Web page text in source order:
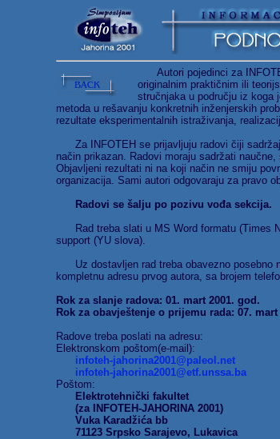
Autori pojedinci za
originalnim praktičnim ili
stručnjaka u području iz koga
metoda u rešavanju konkretnih inženjerskih
rezultate eksperimentalnih istraživanja,
Za INFOTEH se prijavljuju radovi čiji sadržaj
način prikazan. Radovi moraju sadržati
Objavljeni rezultati ni na koji način ne smiju
organizacija. Sami autori odgovaraju za pravo
Radovi se šalju po pozivu vođa sekcija.
Rad treba slati u MS Word formatu (Times
support (YU slova).
Uz dostavljen rad treba obavezno posebno
kompletnu adresu prvog autora, sa brojem
Rok za slanje radova: 01. mart 2001. god.
Rok za obavještenje o prijemu rada: 07. mart
Radove treba poslati na adresu:
Elektronskom poštom(e-mail):
infoteh-jahorina2001@paleol.net
infoteh-jahorina2001@etf.unssa.ba
Poštom:
Elektrotehnički fakultet
(za INFOTEH-JAHORINA 2001)
Vuka Karadžića bb
71123 Srpsko Sarajevo, Lukavica